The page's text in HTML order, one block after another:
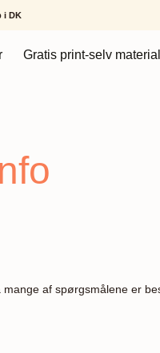
i DK
Gratis print-selv
af spørgsmålene er